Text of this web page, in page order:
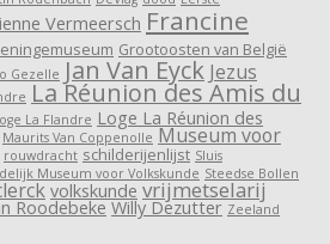
Vermeersch Francine
Grootoosten van België
Gezelle Jan Van Eyck Jezus
La Réunion des Amis du
La Flandre Loge La Réunion des
Maurits Van Coppenolle Museum voor
rouwdracht schilderijenlijst Sluis
Museum voor Volkskunde Steedse Bollen
volkskunde vrijmetselarij
Roodebeke Willy Dezutter Zeeland